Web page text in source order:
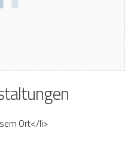
Ort</li>